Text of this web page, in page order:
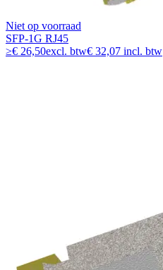
Niet op voorraad
SFP-1G RJ45
≥€ 26,50excl. btw€ 32,07 incl. btw